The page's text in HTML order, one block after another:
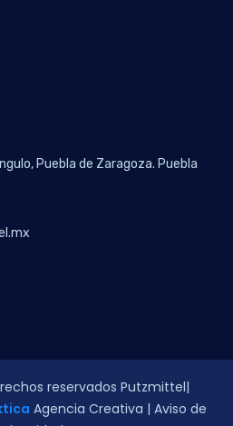
Puebla de Zaragoza. Puebla
reservados Putzmittel|
Agencia Creativa | Aviso de